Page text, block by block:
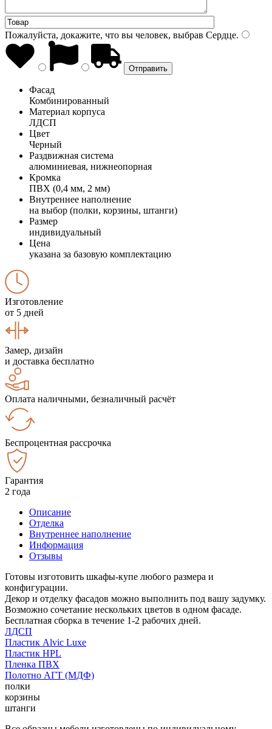
Пожалуйста, докажите, что вы человек, выбрав Сердце.
Фасад
Комбинированный
Материал корпуса
ЛДСП
Цвет
Черный
Раздвижная система
алюминиевая, нижнеопорная
Кромка
ПВХ (0,4 мм, 2 мм)
Внутреннее наполнение
на выбор (полки, корзины, штанги)
Размер
индивидуальный
Цена
указана за базовую комплектацию
Изготовление
от 5 дней
Замер, дизайн
и доставка бесплатно
Оплата наличными, безналичный расчёт
Беспроцентная рассрочка
Гарантия
2 года
Описание
Отделка
Внутреннее наполнение
Информация
Отзывы
Готовы изготовить шкафы-купе любого размера и
конфигурации.
Декор и отделку фасадов можно выполнить под вашу задумку.
Возможно сочетание нескольких цветов в одном фасаде.
Бесплатная сборка в течение 1-2 рабочих дней.
ЛДСП
Пластик Alvic Luxe
Пластик HPL
Пленка ПВХ
Полотно АГТ (МДФ)
полки
корзины
штанги